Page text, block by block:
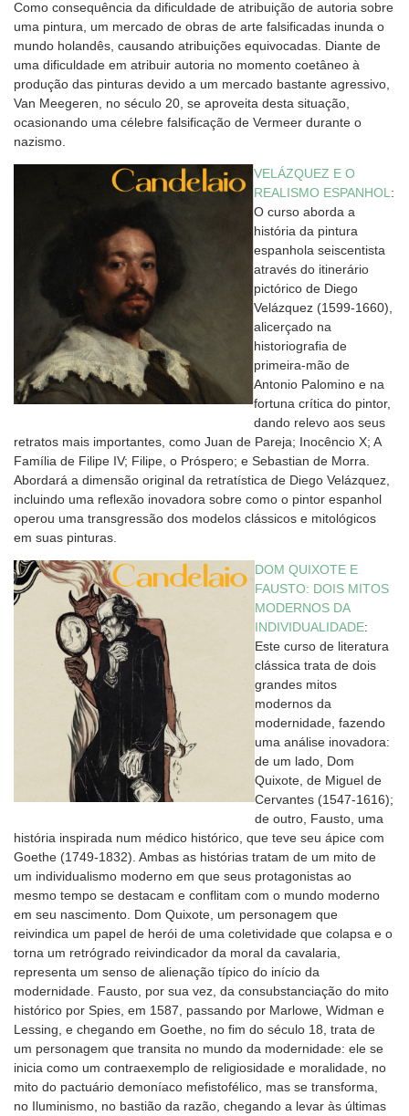
Como consequência da dificuldade de atribuição de autoria sobre
uma pintura, um mercado de obras de arte falsificadas inunda o
mundo holandês, causando atribuições equivocadas. Diante de
uma dificuldade em atribuir autoria no momento coetâneo à
produção das pinturas devido a um mercado bastante agressivo,
Van Meegeren, no século 20, se aproveita desta situação,
ocasionando uma célebre falsificação de Vermeer durante o
nazismo.
VELÁZQUEZ E O
REALISMO ESPANHOL:
O curso aborda a
história da pintura
espanhola seiscentista
através do itinerário
pictórico de Diego
Velázquez (1599-1660),
alicerçado na
historiografia de
primeira-mão de
Antonio Palomino e na
fortuna crítica do pintor,
dando relevo aos seus
retratos mais importantes, como Juan de Pareja; Inocêncio X; A
Família de Filipe IV; Filipe, o Próspero; e Sebastian de Morra.
Abordará a dimensão original da retratística de Diego Velázquez,
incluindo uma reflexão inovadora sobre como o pintor espanhol
operou uma transgressão dos modelos clássicos e mitológicos
em suas pinturas.
DOM QUIXOTE E
FAUSTO: DOIS MITOS
MODERNOS DA
INDIVIDUALIDADE:
Este curso de literatura
clássica trata de dois
grandes mitos
modernos da
modernidade, fazendo
uma análise inovadora:
de um lado, Dom
Quixote, de Miguel de
Cervantes (1547-1616);
de outro, Fausto, uma
história inspirada num médico histórico, que teve seu ápice com
Goethe (1749-1832). Ambas as histórias tratam de um mito de
um individualismo moderno em que seus protagonistas ao
mesmo tempo se destacam e conflitam com o mundo moderno
em seu nascimento. Dom Quixote, um personagem que
reivindica um papel de herói de uma coletividade que colapsa e o
torna um retrógrado reivindicador da moral da cavalaria,
representa um senso de alienação típico do início da
modernidade. Fausto, por sua vez, da consubstanciação do mito
histórico por Spies, em 1587, passando por Marlowe, Widman e
Lessing, e chegando em Goethe, no fim do século 18, trata de
um personagem que transita no mundo da modernidade: ele se
inicia como um contraexemplo de religiosidade e moralidade, no
mito do pactuário demoníaco mefistofélico, mas se transforma,
no Iluminismo, no bastião da razão, chegando a levar às últimas